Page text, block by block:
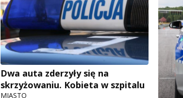
Dwa auta zderzyły się na
skrzyżowaniu. Kobieta w szpitalu
MIASTO